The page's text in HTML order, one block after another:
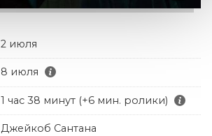
2 июля
8 июля
1 час 38 минут (+6 мин. ролики)
Джейкоб Сантана